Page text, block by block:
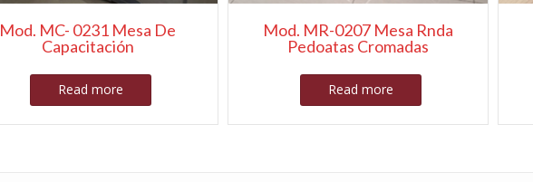
Mod. MC- 0231 Mesa De
Capacitación
Read more
Mod. MR-0207 Mesa Rnda
Pedoatas Cromadas
Read more